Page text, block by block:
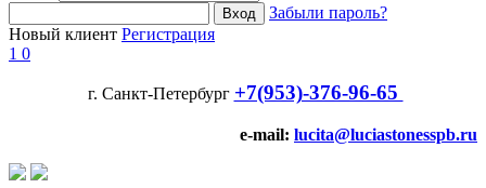
Забыли пароль?
Новый клиент Регистрация
1 0
г. Санкт-Петербург +7(953)-376-96-65
e-mail: lucita@luciastonesspb.ru